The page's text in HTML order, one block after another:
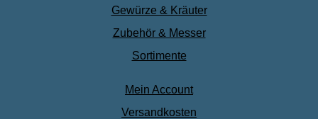
Gewürze & Kräuter
Zubehör & Messer
Sortimente
Mein Account
Versandkosten